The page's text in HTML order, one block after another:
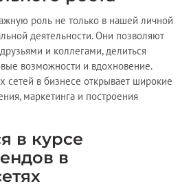
роль не только в нашей личной
деятельности. Они позволяют
и коллегами, делиться
возможности и вдохновение.
сетей в бизнесе открывает широкие
маркетинга и построения
в курсе
в